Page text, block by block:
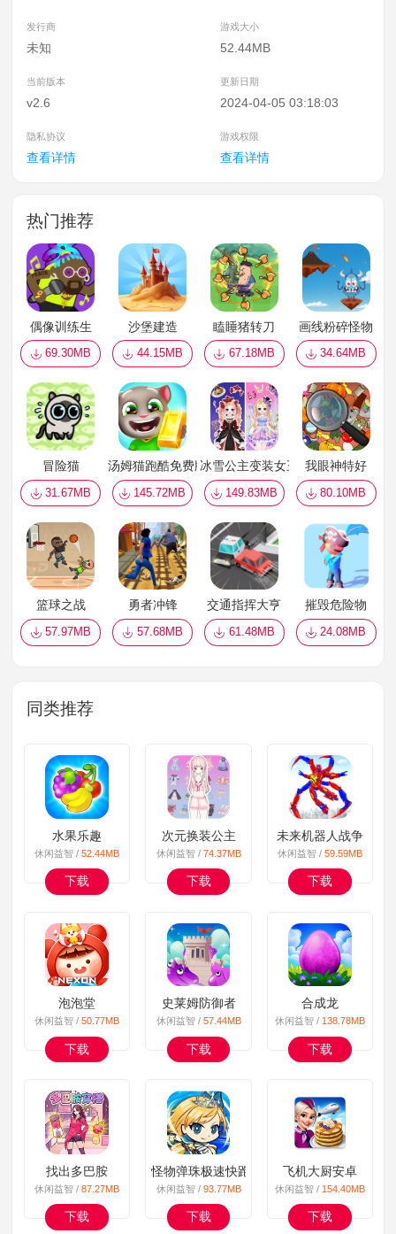
发行商 游戏大小
未知 52.44MB
当前版本 更新日期
v2.6 2024-04-05 03:18:03
隐私协议 游戏权限
查看详情 查看详情
热门推荐
偶像训练生
69.30MB
沙堡建造
44.15MB
瞌睡猪转刀
67.18MB
画线粉碎怪物
34.64MB
冒险猫
31.67MB
汤姆猫跑酷免费版
145.72MB
冰雪公主变装女王
149.83MB
我眼神特好
80.10MB
篮球之战
57.97MB
勇者冲锋
57.68MB
交通指挥大亨
61.48MB
摧毁危险物
24.08MB
同类推荐
水果乐趣
休闲益智 / 52.44MB
下载
次元换装公主
休闲益智 / 74.37MB
下载
未来机器人战争
休闲益智 /59.59MB
下载
泡泡堂
休闲益智 / 50.77MB
下载
史莱姆防御者
休闲益智 / 57.44MB
下载
合成龙
休闲益智 / 138.78MB
下载
找出多巴胺
休闲益智 / 87.27MB
下载
怪物弹珠极速快跑
休闲益智 / 93.77MB
下载
飞机大厨安卓
休闲益智 / 154.40MB
下载